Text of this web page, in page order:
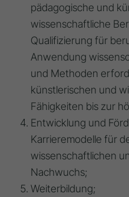
pädagogische und
wissenschaftliche
Qualifizierung für
Anwendung
und Methoden
künstlerischen und
Fähigkeiten bis zur
Entwicklung und
Karrieremodelle für
wissenschaftlichen
Nachwuchs;
Weiterbildung;